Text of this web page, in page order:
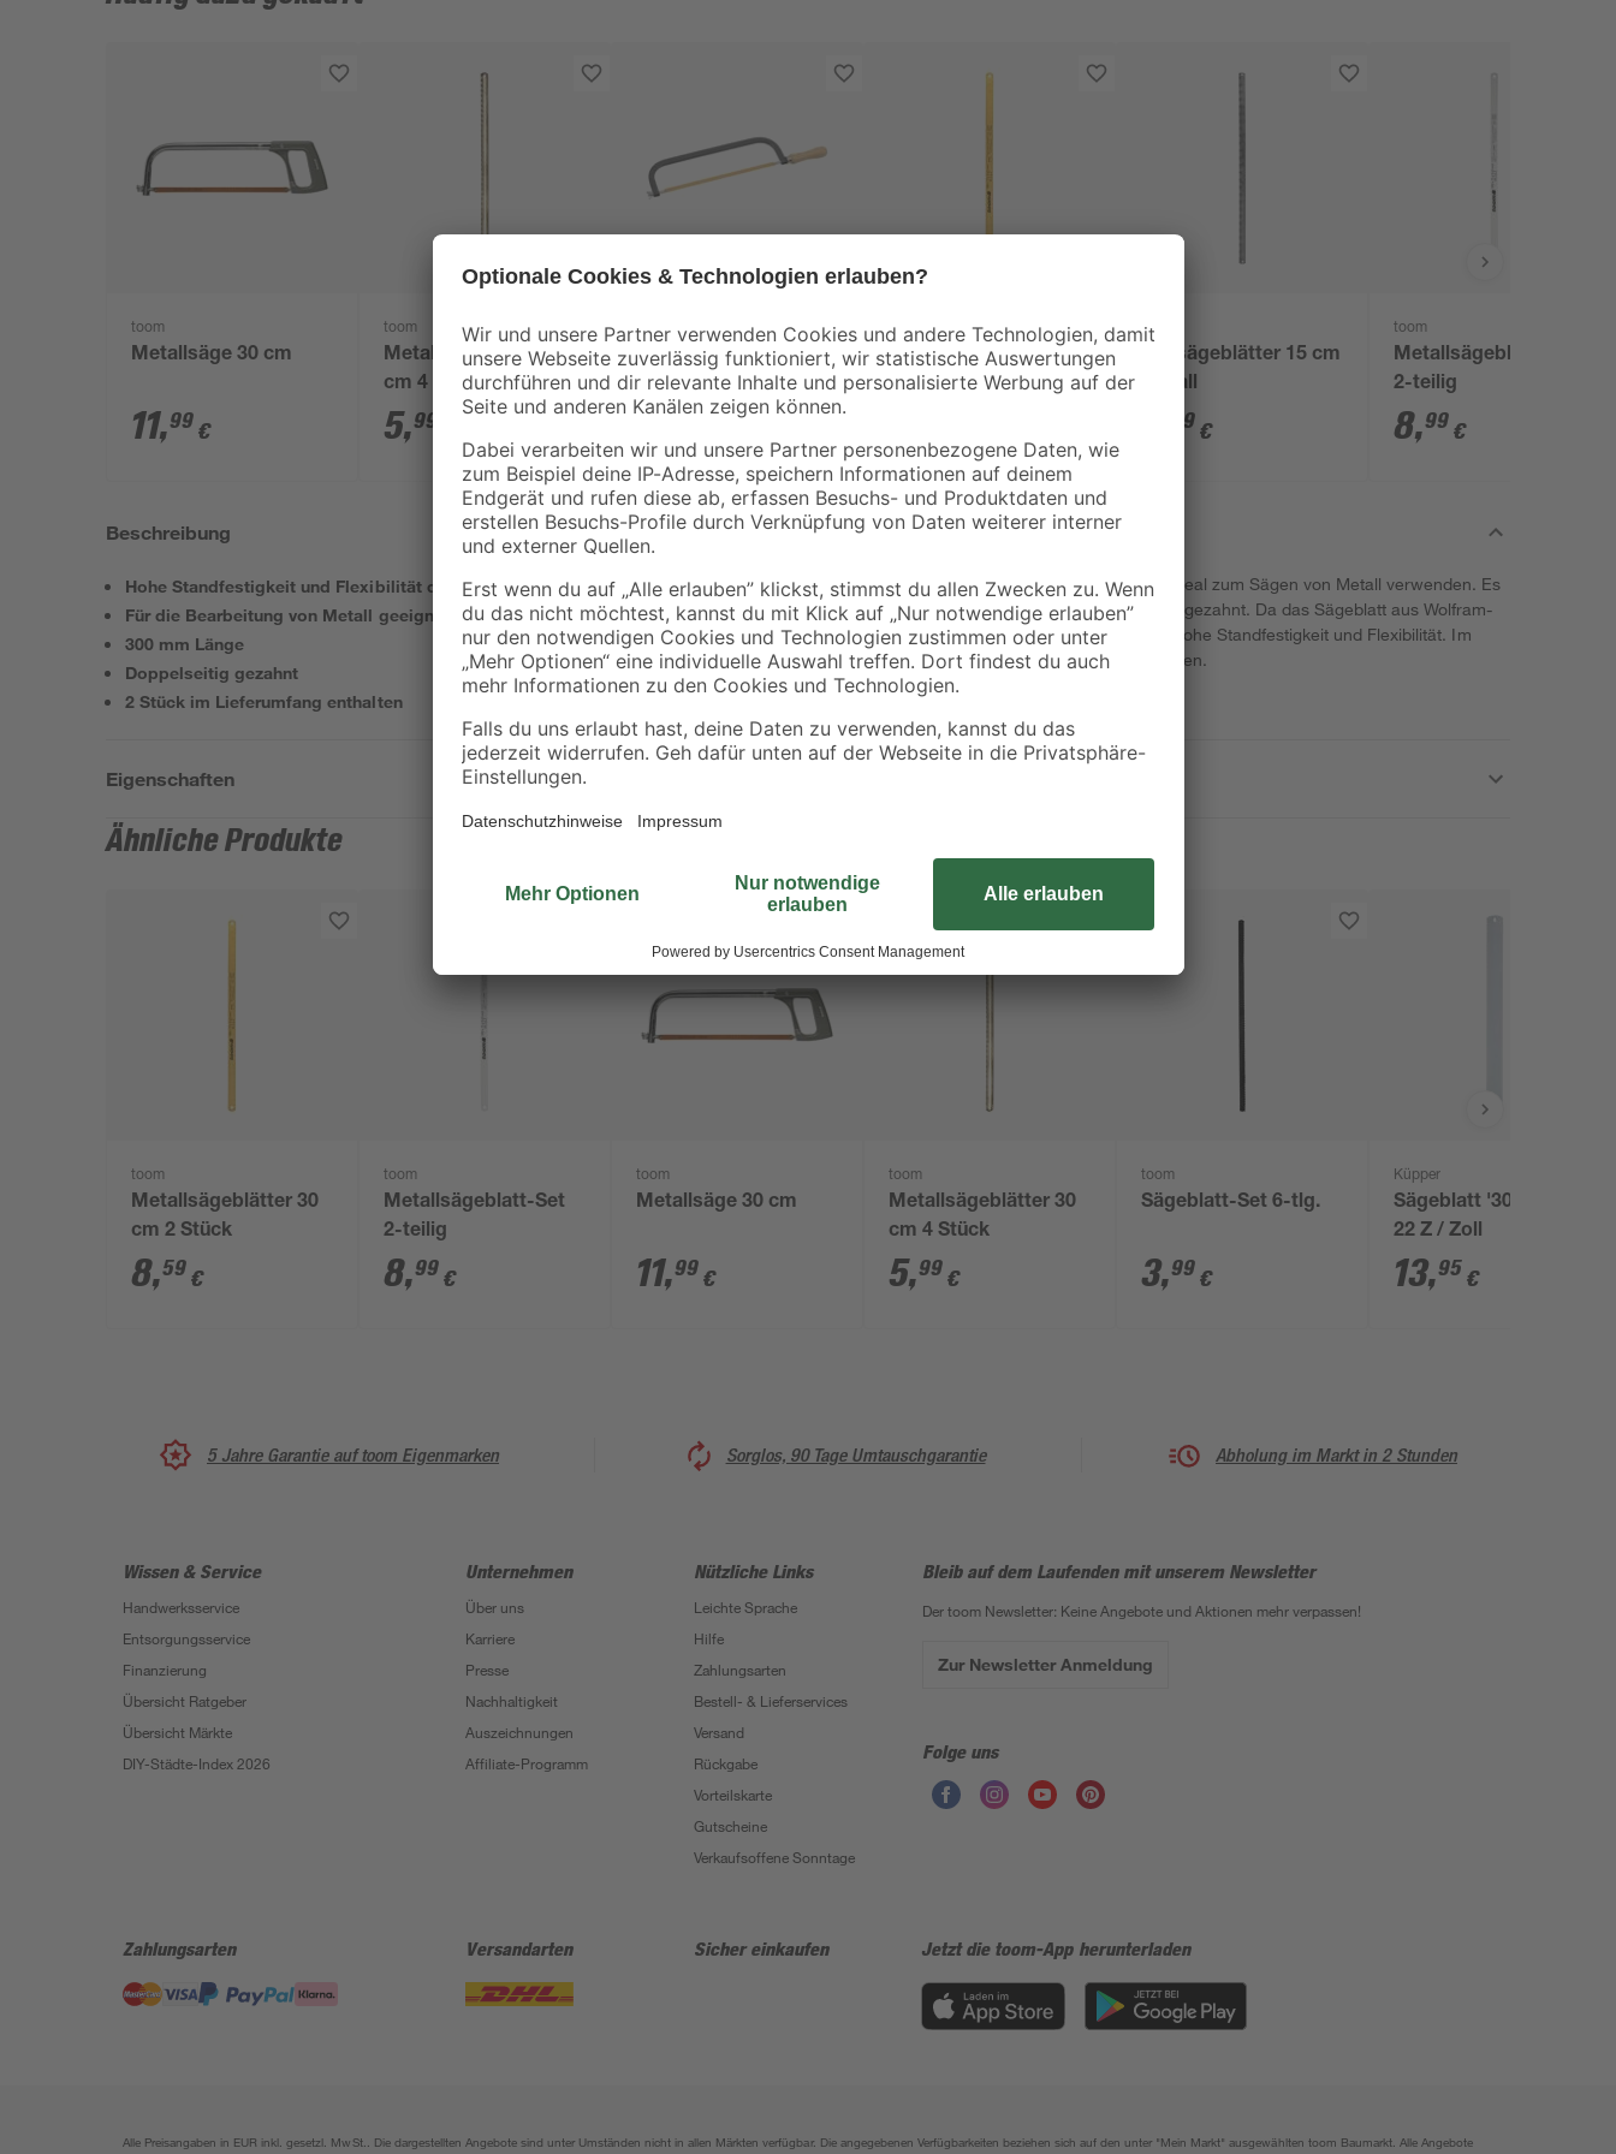
toom
Metallsäge 30 cm
11,99 €
toom
Metallsägeblätter 30
cm 4 Stück
5,99
toom
Metallsäge 30 cm
15,59
toom
Metallsägeblätter 30
cm 2 Stück
toom
Puksägeblätter 15 cm
Metall
99 €
toom
Metallsägeblatt-Set
2-teilig
8,99 €
Beschreibung
Hohe Standfestigkeit und Flexibilität dank Wolfram
Für die Bearbeitung von Metall geeignet
300 mm Länge
Doppelseitig gezahnt
2 Stück im Lieferumfang enthalten
Das Metallsägeblatt der Marke toom lässt sich ideal zum Sägen von Metall verwenden. Es
hat eine Länge von 300 mm und ist doppelseitig gezahnt. Da das Sägeblatt aus Wolfram-
legiertem Stahl besteht, hat es eine besonders hohe Standfestigkeit und Flexibilität. Im
Lieferumfang sind zwei Metallsägeblätter enthalten.
Eigenschaften
Ähnliche Produkte
toom
Metallsägeblätter 30
cm 2 Stück
8,59 €
toom
Metallsägeblatt-Set
2-teilig
8,99 €
toom
Metallsäge 30 cm
11,99 €
toom
Metallsägeblätter 30
cm 4 Stück
5,99 €
toom
Sägeblatt-Set 6-tlg.
3,99 €
Küpper
Sägeblatt '303' 55 cm,
22 Z / Zoll
13,95 €
5 Jahre Garantie auf toom Eigenmarken Sorglos, 90 Tage Umtauschgarantie Abholung im Markt in 2 Stunden
Wissen & Service
Handwerksservice
Entsorgungsservice
Finanzierung
Übersicht Ratgeber
Übersicht Märkte
DIY-Städte-Index 2026
Unternehmen
Über uns
Karriere
Presse
Nachhaltigkeit
Auszeichnungen
Affiliate-Programm
Nützliche Links
Leichte Sprache
Hilfe
Zahlungsarten
Bestell- & Lieferservices
Versand
Rückgabe
Vorteilskarte
Gutscheine
Verkaufsoffene Sonntage
Bleib auf dem Laufenden mit unserem Newsletter
Der toom Newsletter: Keine Angebote und Aktionen mehr verpassen!
Zur Newsletter Anmeldung
Folge uns
Zahlungsarten Versandarten Sicher einkaufen Jetzt die toom-App herunterladen
Alle Preisangaben in EUR inkl. gesetzl. MwSt.. Die dargestellten Angebote sind unter Umständen nicht in allen Märkten verfügbar. Die angegebenen Verfügbarkeiten beziehen sich auf den unter "Mein Markt" ausgewählten toom Baumarkt. Alle Angebote